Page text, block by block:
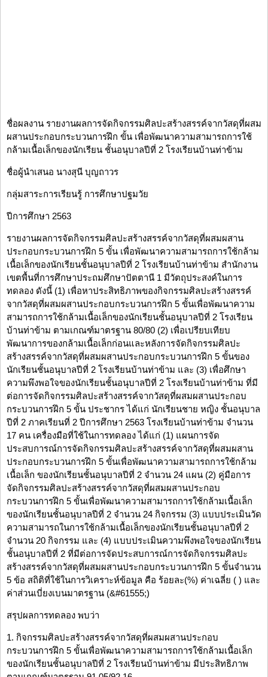
ชื่อผลงาน รายงานผลการจัดกิจกรรมศิลปะสร้างสรรค์จากวัสดุที่ผสม
ผสานประกอบกระบวนการฝึก ขั้น เพื่อพัฒนาความสามารถการใช้
กล้ามเนื้อเล็กของนักเรียน ชั้นอนุบาลปีที่ 2 โรงเรียนบ้านท่าข้าม
ชื่อผู้นำเสนอ นางสุนี บุญถาวร
กลุ่มสาระการเรียนรู้ การศึกษาปฐมวัย
ปีการศึกษา 2563
รายงานผลการจัดกิจกรรมศิลปะสร้างสรรค์จากวัสดุที่ผสมผสาน
ประกอบกระบวนการฝึก 5 ขั้น เพื่อพัฒนาความสามารถการใช้กล้าม
เนื้อเล็กของนักเรียนชั้นอนุบาลปีที่ 2 โรงเรียนบ้านท่าข้าม สำนักงาน
เขตพื้นที่การศึกษาประถมศึกษาปัตตานี 1 มีวัตถุประสงค์ในการ
ทดลอง ดังนี้ (1) เพื่อหาประสิทธิภาพของกิจกรรมศิลปะสร้างสรรค์
จากวัสดุที่ผสมผสานประกอบกระบวนการฝึก 5 ขั้นเพื่อพัฒนาความ
สามารถการใช้กล้ามเนื้อเล็กของนักเรียนชั้นอนุบาลปีที่ 2 โรงเรียน
บ้านท่าข้าม ตามเกณฑ์มาตรฐาน 80/80 (2) เพื่อเปรียบเทียบ
พัฒนาการของกล้ามเนื้อเล็กก่อนและหลังการจัดกิจกรรมศิลปะ
สร้างสรรค์จากวัสดุที่ผสมผสานประกอบกระบวนการฝึก 5 ขั้นของ
นักเรียนชั้นอนุบาลปีที่ 2 โรงเรียนบ้านท่าข้าม และ (3) เพื่อศึกษา
ความพึงพอใจของนักเรียนชั้นอนุบาลปีที่ 2 โรงเรียนบ้านท่าข้าม ที่มี
ต่อการจัดกิจกรรมศิลปะสร้างสรรค์จากวัสดุที่ผสมผสานประกอบ
กระบวนการฝึก 5 ขั้น ประชากร ได้แก่ นักเรียนชาย หญิง ชั้นอนุบาล
ปีที่ 2 ภาคเรียนที่ 2 ปีการศึกษา 2563 โรงเรียนบ้านท่าข้าม จำนวน
17 คน เครื่องมือที่ใช้ในการทดลอง ได้แก่ (1) แผนการจัด
ประสบการณ์การจัดกิจกรรมศิลปะสร้างสรรค์จากวัสดุที่ผสมผสาน
ประกอบกระบวนการฝึก 5 ขั้นเพื่อพัฒนาความสามารถการใช้กล้าม
เนื้อเล็ก ของนักเรียนชั้นอนุบาลปีที่ 2 จำนวน 24 แผน (2) คู่มือการ
จัดกิจกรรมศิลปะสร้างสรรค์จากวัสดุที่ผสมผสานประกอบ
กระบวนการฝึก 5 ขั้นเพื่อพัฒนาความสามารถการใช้กล้ามเนื้อเล็ก
ของนักเรียนชั้นอนุบาลปีที่ 2 จำนวน 24 กิจกรรม (3) แบบประเมินวัด
ความสามารถในการใช้กล้ามเนื้อเล็กของนักเรียนชั้นอนุบาลปีที่ 2
จำนวน 20 กิจกรรม และ (4) แบบประเมินความพึงพอใจของนักเรียน
ชั้นอนุบาลปีที่ 2 ที่มีต่อการจัดประสบการณ์การจัดกิจกรรมศิลปะ
สร้างสรรค์จากวัสดุที่ผสมผสานประกอบกระบวนการฝึก 5 ขั้นจำนวน
5 ข้อ สถิติที่ใช้ในการวิเคราะห์ข้อมูล คือ ร้อยละ(%) ค่าเฉลี่ย ( ) และ
ค่าส่วนเบี่ยงเบนมาตรฐาน (&#61555;)
สรุปผลการทดลอง พบว่า
1. กิจกรรมศิลปะสร้างสรรค์จากวัสดุที่ผสมผสานประกอบ
กระบวนการฝึก 5 ขั้นเพื่อพัฒนาความสามารถการใช้กล้ามเนื้อเล็ก
ของนักเรียนชั้นอนุบาลปีที่ 2 โรงเรียนบ้านท่าข้าม มีประสิทธิภาพ